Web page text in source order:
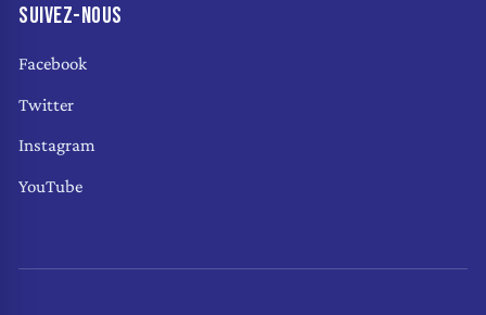
SUIVEZ-NOUS
Facebook
Twitter
Instagram
YouTube